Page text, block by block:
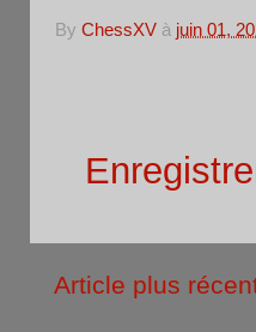
By ChessXV à juin 01,
Article plus